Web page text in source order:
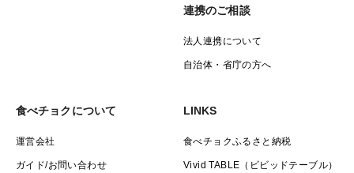
連携のご相談
法人連携について
自治体・省庁の方へ
食べチョクについて
運営会社
ガイド/お問い合わせ
LINKS
食べチョクふるさと納税
Vivid TABLE（ビビッドテーブル）